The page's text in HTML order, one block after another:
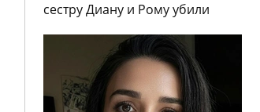
сестру Диану и Рому убили